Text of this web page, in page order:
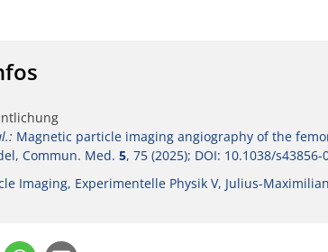
Magnetic particle imaging angiography of the
Commun. Med. 5, 75 (2025); DOI: 10.1038/s43856-
Imaging, Experimentelle Physik V, Julius-